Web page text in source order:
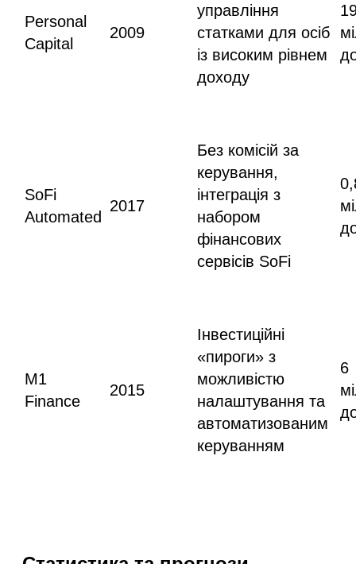
Personal
Capital
2009
управління
статками для осіб
із високим рівнем
доходу
SoFi
Automated
2017
Без комісій за
керування,
інтеграція з
набором
фінансових
сервісів SoFi
M1
Finance
2015
Інвестиційні
«пироги» з
можливістю
налаштування та
автоматизованим
керуванням
6